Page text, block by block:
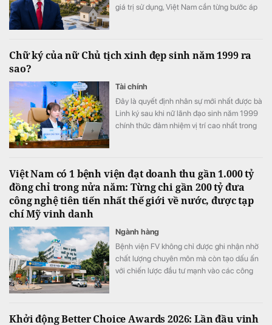
giá trị sử dụng, Việt Nam cần từng bước áp
Chữ ký của nữ Chủ tịch xinh đẹp sinh năm 1999 ra
sao?
Tài chính
Đây là quyết định nhân sự mới nhất được bà
Linh ký sau khi nữ lãnh đạo sinh năm 1999
chính thức đảm nhiệm vị trí cao nhất trong
Việt Nam có 1 bệnh viện đạt doanh thu gần 1.000 tỷ
đồng chỉ trong nửa năm: Từng chi gần 200 tỷ đưa
công nghệ tiên tiến nhất thế giới về nước, được tạp
chí Mỹ vinh danh
Ngành hàng
Bệnh viện FV không chỉ được ghi nhận nhờ
chất lượng chuyên môn mà còn tạo dấu ấn
với chiến lược đầu tư mạnh vào các công
Khởi động Better Choice Awards 2026: Lần đầu vinh